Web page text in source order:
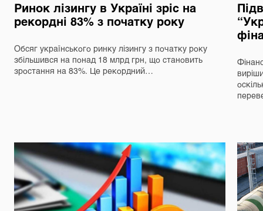
Ринок лізингу в Україні зріс на
рекордні 83% з початку року
Обсяг українського ринку лізингу з початку року
збільшився на понад 18 млрд грн, що становить
зростання на 83%. Це рекордний…